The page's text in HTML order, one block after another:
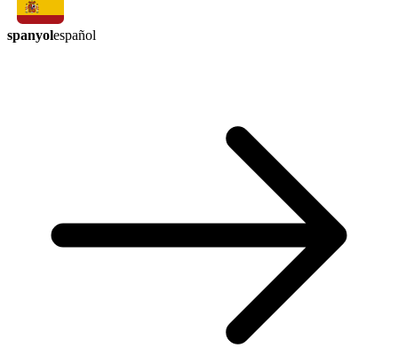
spanyolespañol